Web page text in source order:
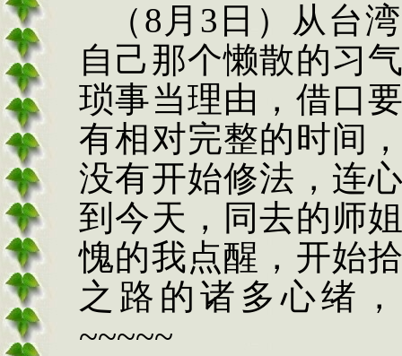
（8月3日）从台
自己那个懒散的习
琐事当理由，借口
有相对完整的时间
没有开始修法，连
到今天，同去的师
愧的我点醒，开始
之路的诸多心绪
~~~~~